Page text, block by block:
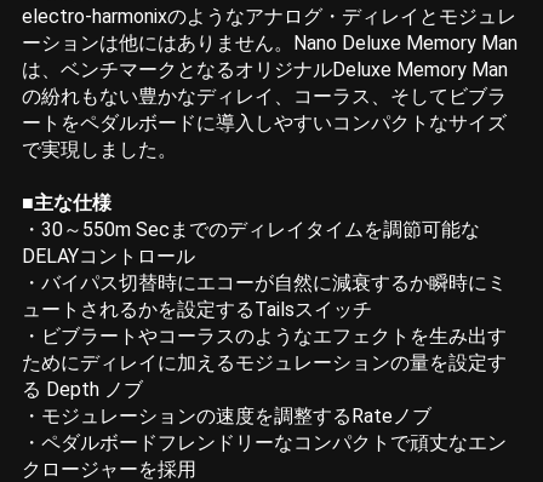
electro-harmonixのようなアナログ・ディレイとモジュレ
ーションは他にはありません。Nano Deluxe Memory Man
は、ベンチマークとなるオリジナルDeluxe Memory Man
の紛れもない豊かなディレイ、コーラス、そしてビブラ
ートをペダルボードに導入しやすいコンパクトなサイズ
で実現しました。
■主な仕様
・30～550m Secまでのディレイタイムを調節可能な
DELAYコントロール
・バイパス切替時にエコーが自然に減衰するか瞬時にミ
ュートされるかを設定するTailsスイッチ
・ビブラートやコーラスのようなエフェクトを生み出す
ためにディレイに加えるモジュレーションの量を設定す
る Depth ノブ
・モジュレーションの速度を調整するRateノブ
・ペダルボードフレンドリーなコンパクトで頑丈なエン
クロージャーを採用